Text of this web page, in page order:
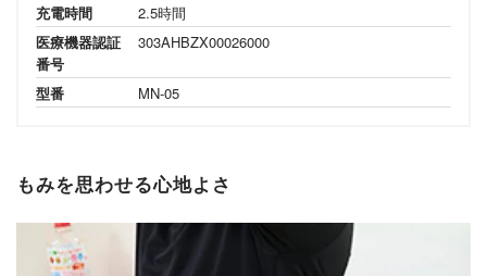
充電時間
2.5時間
医療機器認証
番号
303AHBZX00026000
型番 MN-05
もみを思わせる心地よさ